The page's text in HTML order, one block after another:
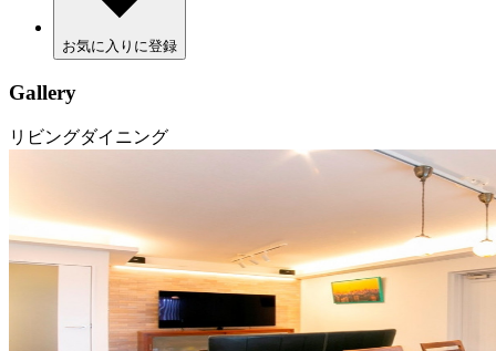
お気に入りに登録
Gallery
リビングダイニング